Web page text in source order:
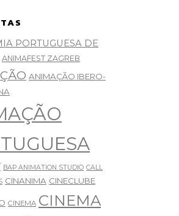
PORTUGUESA DE
ANIMAFEST ZAGREB
ANIMAÇÃO IBERO-
BAP ANIMATION STUDIO CALL
CINANIMA CINECLUBE
CINEMA CINEMA